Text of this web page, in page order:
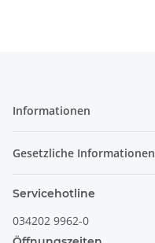
Informationen
Gesetzliche Informationen
Servicehotline
034202 9962-0